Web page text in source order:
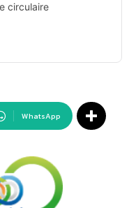
circulaire
WhatsApp